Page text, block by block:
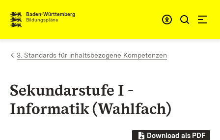
Zum Inhalt springen
Baden-Württemberg
Bildungspläne
3. Standards für inhaltsbezogene Kompetenzen
Sekundarstufe I -
Informatik (Wahlfach)
Download als PDF